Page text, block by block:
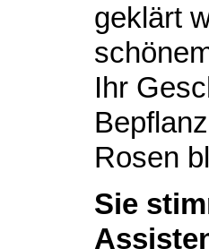
geklärt
Ihr
Rosen
Sie